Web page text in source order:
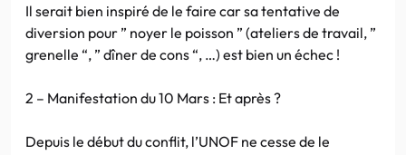
Il serait bien inspiré de le faire car sa tentative de
diversion pour ” noyer le poisson ” (ateliers de travail, ”
grenelle “, ” dîner de cons “, …) est bien un échec !
2 – Manifestation du 10 Mars : Et après ?
Depuis le début du conflit, l’UNOF ne cesse de le